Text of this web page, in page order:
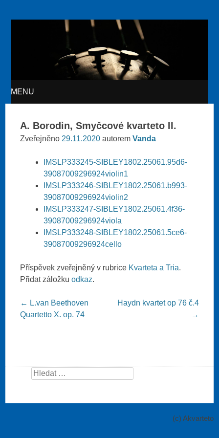
Akvarteto
MENU
A. Borodin, Smyčcové kvarteto II.
Zveřejněno 29.11.2020 autoremVanda
IMSLP333245-SIBLEY1802.25061.95d6-
39087009296924violin1
IMSLP333246-SIBLEY1802.25061.b993-
39087009296924violin2
IMSLP333247-SIBLEY1802.25061.4f36-
39087009296924viola
IMSLP333248-SIBLEY1802.25061.5ce6-
39087009296924cello
Příspěvek zveřejněný v rubrice Kvarteta a Tria.
Přidat záložkuodkaz.
Post navigation
← L.van Beethoven
Quartetto X. op. 74
Haydn kvartet op 76 č.4
→
Search
(c) Akvarteto